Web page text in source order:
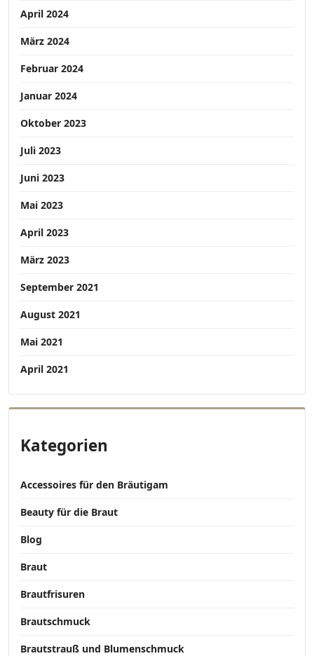
April 2024
März 2024
Februar 2024
Januar 2024
Oktober 2023
Juli 2023
Juni 2023
Mai 2023
April 2023
März 2023
September 2021
August 2021
Mai 2021
April 2021
Kategorien
Accessoires für den Bräutigam
Beauty für die Braut
Blog
Braut
Brautfrisuren
Brautschmuck
Brautstrauß und Blumenschmuck